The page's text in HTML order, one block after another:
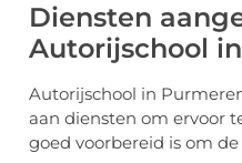
Diensten
Autorijschool
Autorijschool in
aan diensten om ervoor
goed voorbereid is om